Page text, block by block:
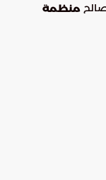
منظمة